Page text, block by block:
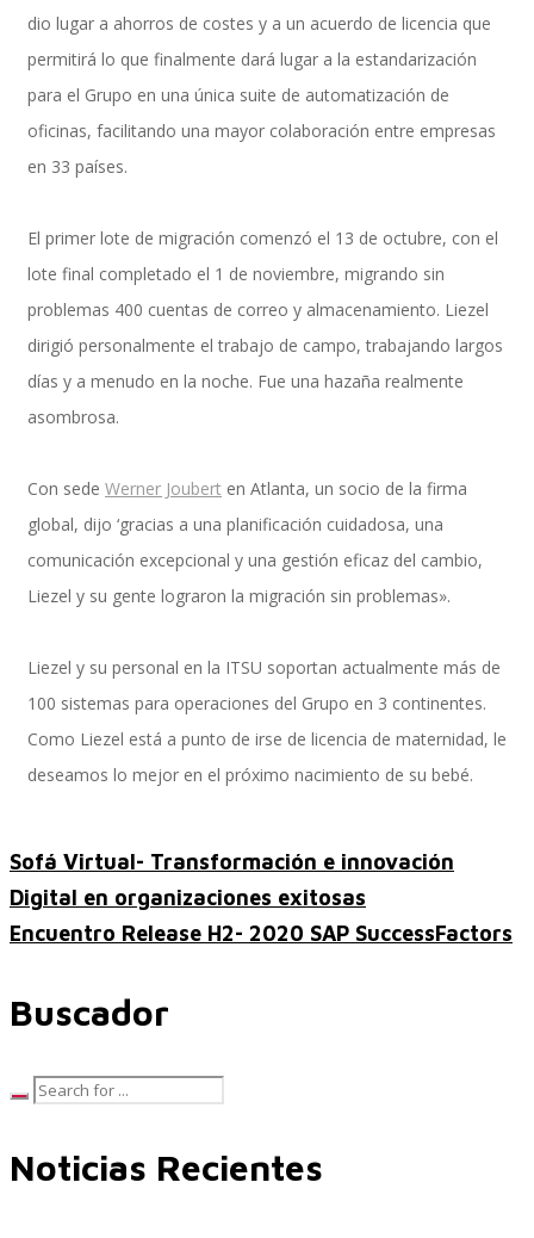
Cloud Conveyer
SAP Onpremise Servicios y Productos
dio lugar a ahorros de costes y a un acuerdo de licencia que
permitirá lo que finalmente dará lugar a la estandarización
para el Grupo en una única suite de automatización de
oficinas, facilitando una mayor colaboración entre empresas
en 33 países.
El primer lote de migración comenzó el 13 de octubre, con el
lote final completado el 1 de noviembre, migrando sin
problemas 400 cuentas de correo y almacenamiento. Liezel
dirigió personalmente el trabajo de campo, trabajando largos
días y a menudo en la noche. Fue una hazaña realmente
asombrosa.
Con sede Werner Joubert en Atlanta, un socio de la firma
global, dijo ‘gracias a una planificación cuidadosa, una
comunicación excepcional y una gestión eficaz del cambio,
Liezel y su gente lograron la migración sin problemas».
Liezel y su personal en la ITSU soportan actualmente más de
100 sistemas para operaciones del Grupo en 3 continentes.
Como Liezel está a punto de irse de licencia de maternidad, le
deseamos lo mejor en el próximo nacimiento de su bebé.
Sofá Virtual- Transformación e innovación
Digital en organizaciones exitosas
Encuentro Release H2- 2020 SAP SuccessFactors
Buscador
Noticias Recientes